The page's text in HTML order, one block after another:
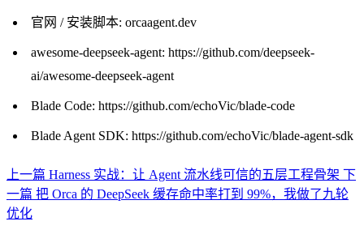
官网 / 安装脚本: orcaagent.dev
awesome-deepseek-agent: https://github.com/deepseek-
ai/awesome-deepseek-agent
Blade Code: https://github.com/echoVic/blade-code
Blade Agent SDK: https://github.com/echoVic/blade-agent-sdk
上一篇 Harness 实战：让 Agent 流水线可信的五层工程骨架 下
一篇 把 Orca 的 DeepSeek 缓存命中率打到 99%，我做了九轮
优化